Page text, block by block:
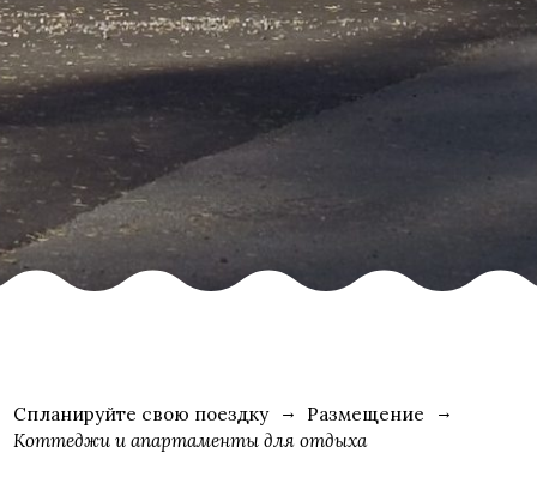
Спланируйте свою поездку
Размещение
Коттеджи и апартаменты для отдыха